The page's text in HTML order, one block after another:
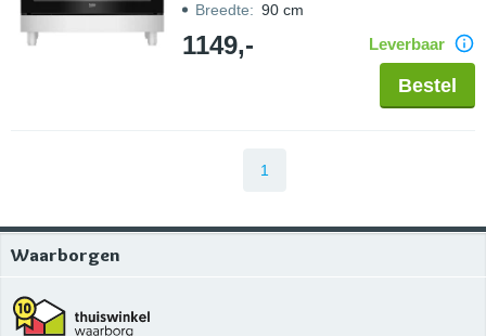
Breedte: 90 cm
1149,- Leverbaar
Bestel
1
Waarborgen